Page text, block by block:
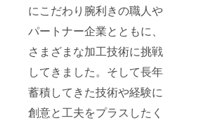
にこだわり腕利きの職人や
パートナー企業とともに、
さまざまな加工技術に挑戦
してきました。そして長年
蓄積してきた技術や経験に
創意と工夫をプラスしたく